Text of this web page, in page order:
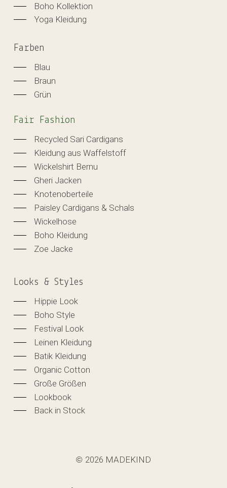
Boho Kollektion
Yoga Kleidung
Farben
Blau
Braun
Grün
Fair Fashion
Recycled Sari Cardigans
Kleidung aus Waffelstoff
Wickelshirt Bernu
Gheri Jacken
Knotenoberteile
Paisley Cardigans & Schals
Wickelhose
Boho Kleidung
Zoe Jacke
Looks & Styles
Hippie Look
Boho Style
Festival Look
Leinen Kleidung
Batik Kleidung
Organic Cotton
Große Größen
Lookbook
Back in Stock
© 2026 MADEKIND